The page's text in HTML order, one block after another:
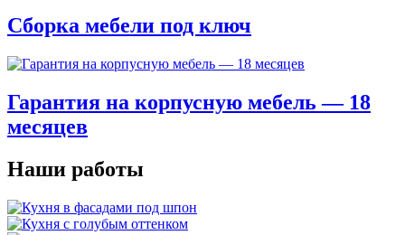
Сборка мебели под ключ
Гарантия на корпусную мебель — 18
месяцев
Наши работы